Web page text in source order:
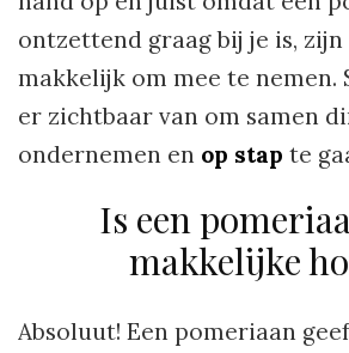
ontzettend graag bij je is, zijn
makkelijk om mee te nemen.
er zichtbaar van om samen
ondernemen en op stap te
Is een
makkelijke
Absoluut! Een pomeriaan